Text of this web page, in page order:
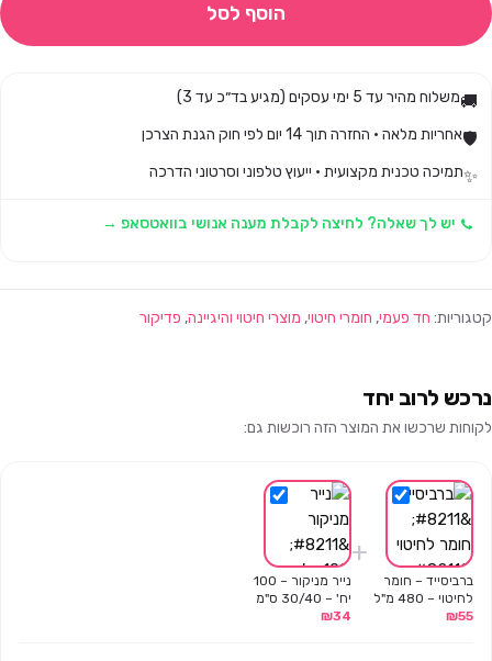
הוסף לסל
🚚משלוח מהיר עד 5 ימי עסקים (מגיע בד״כ עד 3)
🛡️אחריות מלאה · החזרה תוך 14 יום לפי חוק הגנת הצרכן
✨תמיכה טכנית מקצועית · ייעוץ טלפוני וסרטוני הדרכה
יש לך שאלה? לחיצה לקבלת מענה אנושי בוואטסאפ →
קטגוריות: חד פעמי, חומרי חיטוי, מוצרי חיטוי והיגיינה, פדיקור
נרכש לרוב יחד
לקוחות שרכשו את המוצר הזה רוכשות גם:
ברביסייד – חומר
לחיטוי – 480 מ"ל
₪55
+
נייר מניקור – 100
יח' – 30/40 ס"מ
₪34